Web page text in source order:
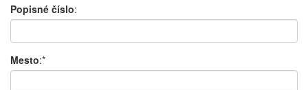
Popisné číslo:
Mesto:*